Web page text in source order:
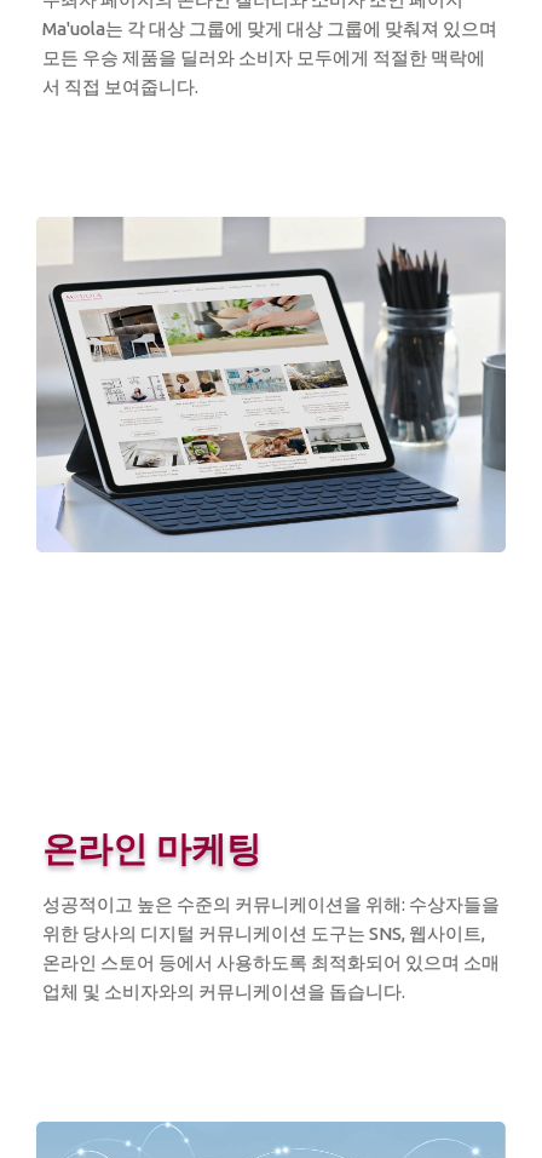
Ma'uola는 각 대상 그룹에 맞게 대상 그룹에 맞춰져 있으며
모든 우승 제품을 딜러와 소비자 모두에게 적절한 맥락에
서 직접 보여줍니다.
온라인 마케팅
성공적이고 높은 수준의 커뮤니케이션을 위해: 수상자들을
위한 당사의 디지털 커뮤니케이션 도구는 SNS, 웹사이트,
온라인 스토어 등에서 사용하도록 최적화되어 있으며 소매
업체 및 소비자와의 커뮤니케이션을 돕습니다.